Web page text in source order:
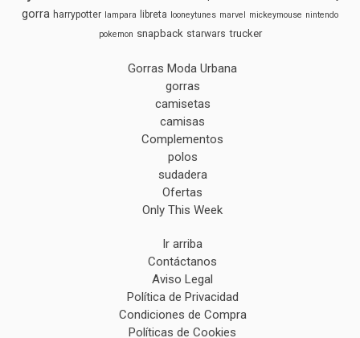
gorra harrypotter lampara libreta looneytunes marvel mickeymouse nintendo
pokemon snapback starwars trucker
Gorras Moda Urbana
gorras
camisetas
camisas
Complementos
polos
sudadera
Ofertas
Only This Week
Ir arriba
Contáctanos
Aviso Legal
Política de Privacidad
Condiciones de Compra
Políticas de Cookies